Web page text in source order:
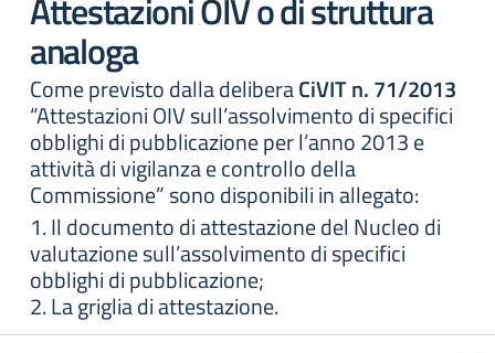
Attestazioni OIV o di struttura
analoga
Come previsto dalla deliberaCiVIT n. 71/2013
“Attestazioni OIV sull’assolvimento di specifici
obblighi di pubblicazione per l’anno 2013 e
attività di vigilanza e controllo della
Commissione” sono disponibili in allegato:
1. Il documento di attestazione del Nucleo di
valutazione sull’assolvimento di specifici
obblighi di pubblicazione;
2. La griglia di attestazione.